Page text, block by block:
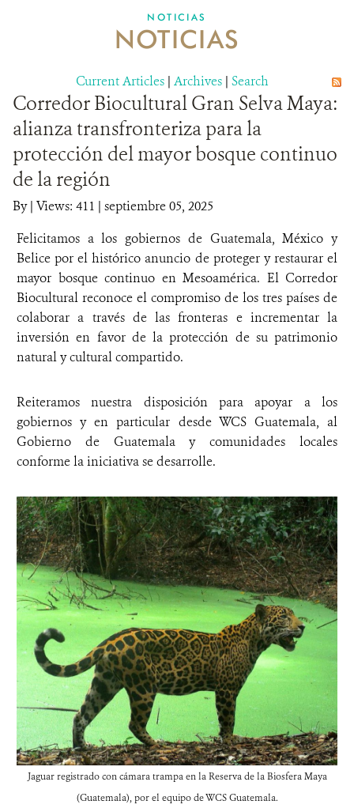
SOBRE NOSOTROS
NOTICIAS
NOTICIAS
Current Articles | Archives | Search
Corredor Biocultural Gran Selva Maya:
alianza transfronteriza para la
protección del mayor bosque continuo
de la región
By| Views: 411 | septiembre 05, 2025
Felicitamos a los gobiernos de Guatemala, México y
Belice por el histórico anuncio de proteger y restaurar el
mayor bosque continuo en Mesoamérica. El Corredor
Biocultural reconoce el compromiso de los tres países de
colaborar a través de las fronteras e incrementar la
inversión en favor de la protección de su patrimonio
natural y cultural compartido.
Reiteramos nuestra disposición para apoyar a los
gobiernos y en particular desde WCS Guatemala, al
Gobierno de Guatemala y comunidades locales
conforme la iniciativa se desarrolle.
Jaguar registrado con cámara trampa en la Reserva de la Biosfera Maya
(Guatemala), por el equipo de WCS Guatemala.